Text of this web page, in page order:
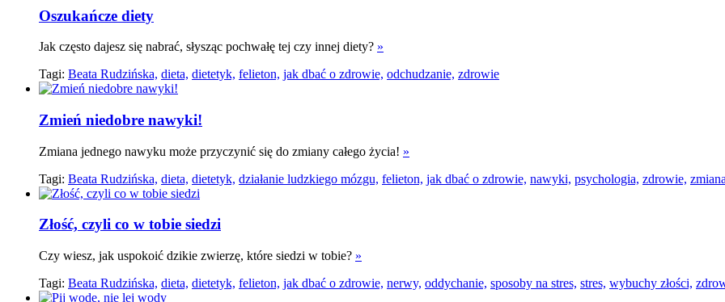
Oszukańcze diety
Jak często dajesz się nabrać, słysząc pochwałę tej czy innej diety? »
Tagi: Beata Rudzińska, dieta, dietetyk, felieton, jak dbać o zdrowie, odchudzanie, zdrowie
Zmień niedobre nawyki!
Zmiana jednego nawyku może przyczynić się do zmiany całego życia! »
Tagi: Beata Rudzińska, dieta, dietetyk, działanie ludzkiego mózgu, felieton, jak dbać o zdrowie, nawyki, psychologia, zdrowie, zmiana
Złość, czyli co w tobie siedzi
Czy wiesz, jak uspokoić dzikie zwierzę, które siedzi w tobie? »
Tagi: Beata Rudzińska, dieta, dietetyk, felieton, jak dbać o zdrowie, nerwy, oddychanie, sposoby na stres, stres, wybuchy złości,